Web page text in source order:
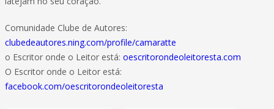
Comunidade Clube de Autores:
clubedeautores.ning.com/profile/camaratte
o Escritor onde o Leitor está: oescritorondeoleitoresta.com
O Escritor onde o Leitor está:
facebook.com/oescritorondeoleitoresta